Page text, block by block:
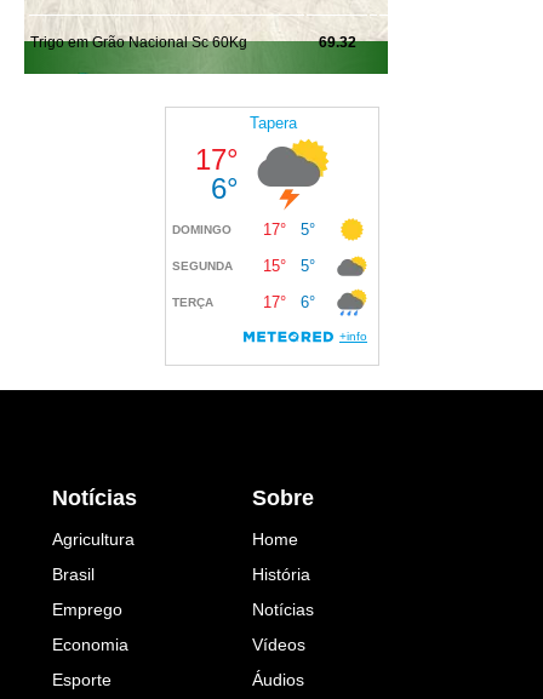
Notícias
Agricultura
Brasil
Emprego
Economia
Esporte
Sobre
Home
História
Notícias
Vídeos
Áudios